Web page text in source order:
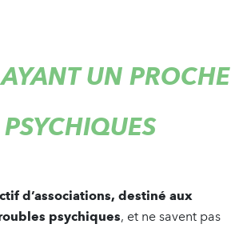
UN PROCHE
d’associations, destiné aux
psychiques, et ne savent pas